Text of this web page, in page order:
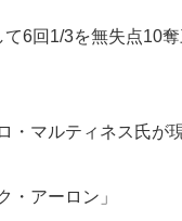
6回1/3を無失点10
・マルティネス氏が
・アーロン」